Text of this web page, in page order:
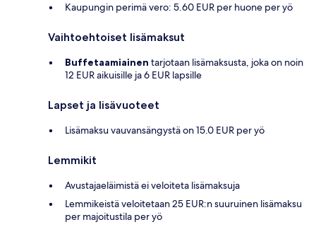
Kaupungin perimä vero: 5.60 EUR per huone per yö
Vaihtoehtoiset lisämaksut
Buffetaamiainen tarjotaan lisämaksusta, joka on noin
12 EUR aikuisille ja 6 EUR lapsille
Lapset ja lisävuoteet
Lisämaksu vauvansängystä on 15.0 EUR per yö
Lemmikit
Avustajaeläimistä ei veloiteta lisämaksuja
Lemmikeistä veloitetaan 25 EUR:n suuruinen lisämaksu
per majoitustila per yö